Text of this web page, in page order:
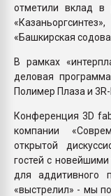
отметили вклад в
«Башкирская
В рамках
деловая
Полимер Плаза и
Конференция 3D
компании
открытой
гостей с
для аддитивного
«выстрелил» - мы